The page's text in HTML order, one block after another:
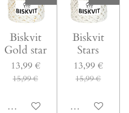
Biskvit
Gold star
13,99 €
15,99 €
In den Warenkorb
Biskvit
Stars
13,99 €
15,99 €
In den